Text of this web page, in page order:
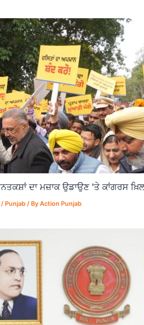
ਦਾ ਮਜ਼ਾਕ ਉਡਾਉਣ 'ਤੇ ਕਾਂਗਰਸ
/ Punjab / ByAction Punjab